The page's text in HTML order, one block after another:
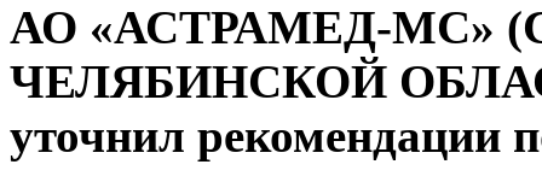
АО «АСТРАМЕД-МС»
ЧЕЛЯБИНСКОЙ
уточнил рекомендации